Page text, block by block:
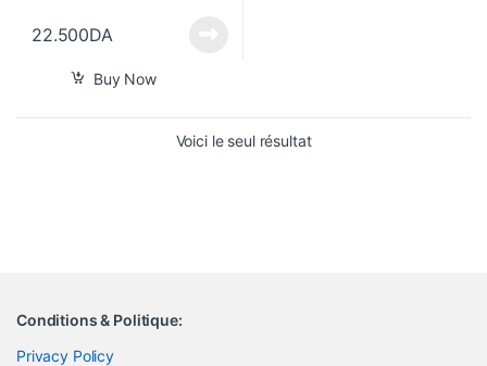
22.500DA
Buy Now
Voici le seul résultat
Conditions & Politique:
Privacy Policy